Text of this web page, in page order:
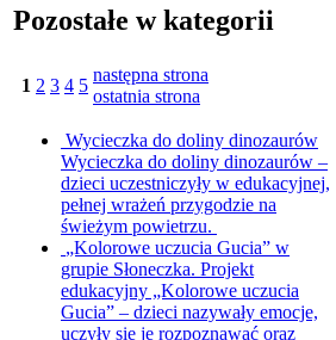
Pozostałe w kategorii
1 2 3 4 5
następna strona
ostatnia strona
Wycieczka do doliny dinozaurów
Wycieczka do doliny dinozaurów –
dzieci uczestniczyły w edukacyjnej,
pełnej wrażeń przygodzie na
świeżym powietrzu.
„Kolorowe uczucia Gucia” w
grupie Słoneczka. Projekt
edukacyjny „Kolorowe uczucia
Gucia” – dzieci nazywały emocje,
uczyły się je rozpoznawać oraz